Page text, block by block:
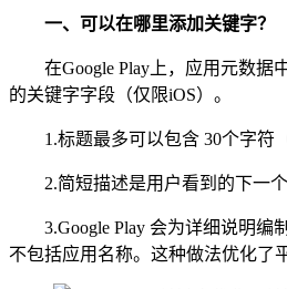
一、 可以在哪里添加关键字？
在Google Play上，应用元数
的关键字字段（仅限iOS）。
1.标题最多可以包含 30个字符
2.简短描述是用户看到的下一
3.Google Play 会为详细说明
不包括应用名称。这种做法优化了